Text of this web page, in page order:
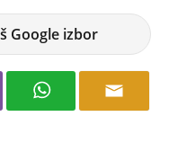
Google izbor